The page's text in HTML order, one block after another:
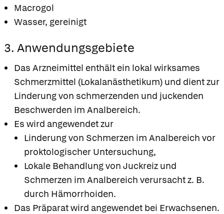
Macrogol
Wasser, gereinigt
3. Anwendungsgebiete
Das Arzneimittel enthält ein lokal wirksames
Schmerzmittel (Lokalanästhetikum) und dient zur
Linderung von schmerzenden und juckenden
Beschwerden im Analbereich.
Es wird angewendet zur
Linderung von Schmerzen im Analbereich vor
proktologischer Untersuchung,
Lokale Behandlung von Juckreiz und
Schmerzen im Analbereich verursacht z. B.
durch Hämorrhoiden.
Das Präparat wird angewendet bei Erwachsenen.